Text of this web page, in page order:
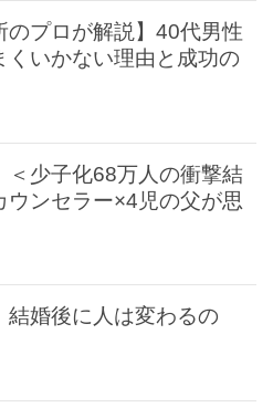
のプロが解説】40代男性
くいかない理由と成功の
＜少子化68万人の衝撃結
ウンセラー×4児の父が思
結婚後に人は変わるの